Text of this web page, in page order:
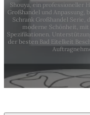
Shouya, ein professioneller
Großhandel und Anpassung,
Schrank Großhandel Serie,
moderne Schönheit, mit
Spezifikationen.
der besten Bad Eitelkeit